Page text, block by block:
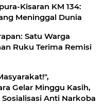
Kisaran KM 134:
Meninggal Dunia
Satu Warga
Ruku Terima Remisi
Gelar Minggu Kasih,
Anti Narkoba